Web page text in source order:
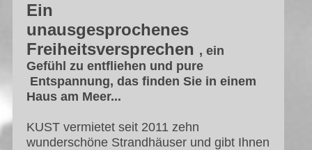
Ein
unausgesprochenes
Freiheitsversprechen , ein
Gefühl zu entfliehen und pure
Entspannung, das finden Sie in einem
Haus am Meer...
KUST vermietet seit 2011 zehn
wunderschöne Strandhäuser und gibt Ihnen